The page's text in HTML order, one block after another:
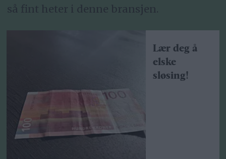
så fint heter i denne bransjen.
Lær deg å
elske
sløsing!